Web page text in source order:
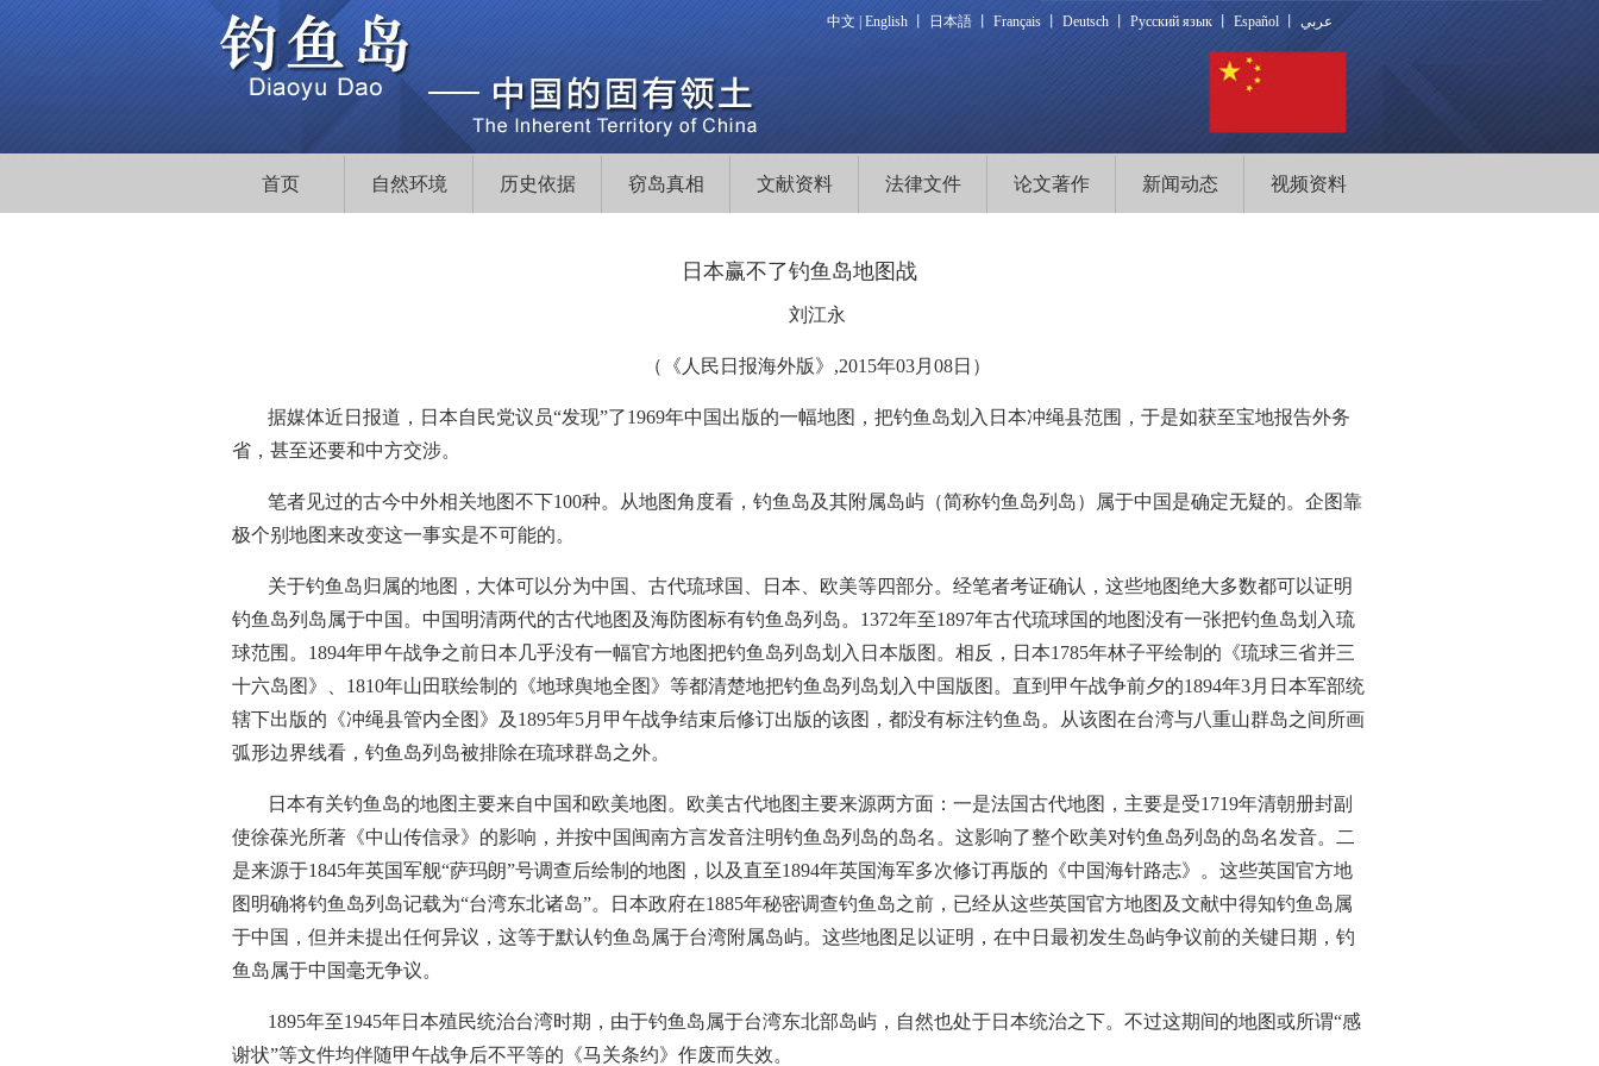
中文 English 日本語 Français Deutsch Русский язык Español عربي
首页 自然环境 历史依据 窃岛真相 文献资料 法律文件 论文著作 新闻动态 视频资料
日本赢不了钓鱼岛地图战
刘江永
（《人民日报海外版》,2015年03月08日）
据媒体近日报道，日本自民党议员“发现”了1969年中国出版的一幅地图，把钓鱼岛划入日本冲绳县范围，于是如获至宝地报告外务
省，甚至还要和中方交涉。
笔者见过的古今中外相关地图不下100种。从地图角度看，钓鱼岛及其附属岛屿（简称钓鱼岛列岛）属于中国是确定无疑的。企图靠
极个别地图来改变这一事实是不可能的。
关于钓鱼岛归属的地图，大体可以分为中国、古代琉球国、日本、欧美等四部分。经笔者考证确认，这些地图绝大多数都可以证明
钓鱼岛列岛属于中国。中国明清两代的古代地图及海防图标有钓鱼岛列岛。1372年至1897年古代琉球国的地图没有一张把钓鱼岛划入琉
球范围。1894年甲午战争之前日本几乎没有一幅官方地图把钓鱼岛列岛划入日本版图。相反，日本1785年林子平绘制的《琉球三省并三
十六岛图》、1810年山田联绘制的《地球舆地全图》等都清楚地把钓鱼岛列岛划入中国版图。直到甲午战争前夕的1894年3月日本军部统
辖下出版的《冲绳县管内全图》及1895年5月甲午战争结束后修订出版的该图，都没有标注钓鱼岛。从该图在台湾与八重山群岛之间所画
弧形边界线看，钓鱼岛列岛被排除在琉球群岛之外。
日本有关钓鱼岛的地图主要来自中国和欧美地图。欧美古代地图主要来源两方面：一是法国古代地图，主要是受1719年清朝册封副
使徐葆光所著《中山传信录》的影响，并按中国闽南方言发音注明钓鱼岛列岛的岛名。这影响了整个欧美对钓鱼岛列岛的岛名发音。二
是来源于1845年英国军舰“萨玛朗”号调查后绘制的地图，以及直至1894年英国海军多次修订再版的《中国海针路志》。这些英国官方地
图明确将钓鱼岛列岛记载为“台湾东北诸岛”。日本政府在1885年秘密调查钓鱼岛之前，已经从这些英国官方地图及文献中得知钓鱼岛属
于中国，但并未提出任何异议，这等于默认钓鱼岛属于台湾附属岛屿。这些地图足以证明，在中日最初发生岛屿争议前的关键日期，钓
鱼岛属于中国毫无争议。
1895年至1945年日本殖民统治台湾时期，由于钓鱼岛属于台湾东北部岛屿，自然也处于日本统治之下。不过这期间的地图或所谓“感
谢状”等文件均伴随甲午战争后不平等的《马关条约》作废而失效。